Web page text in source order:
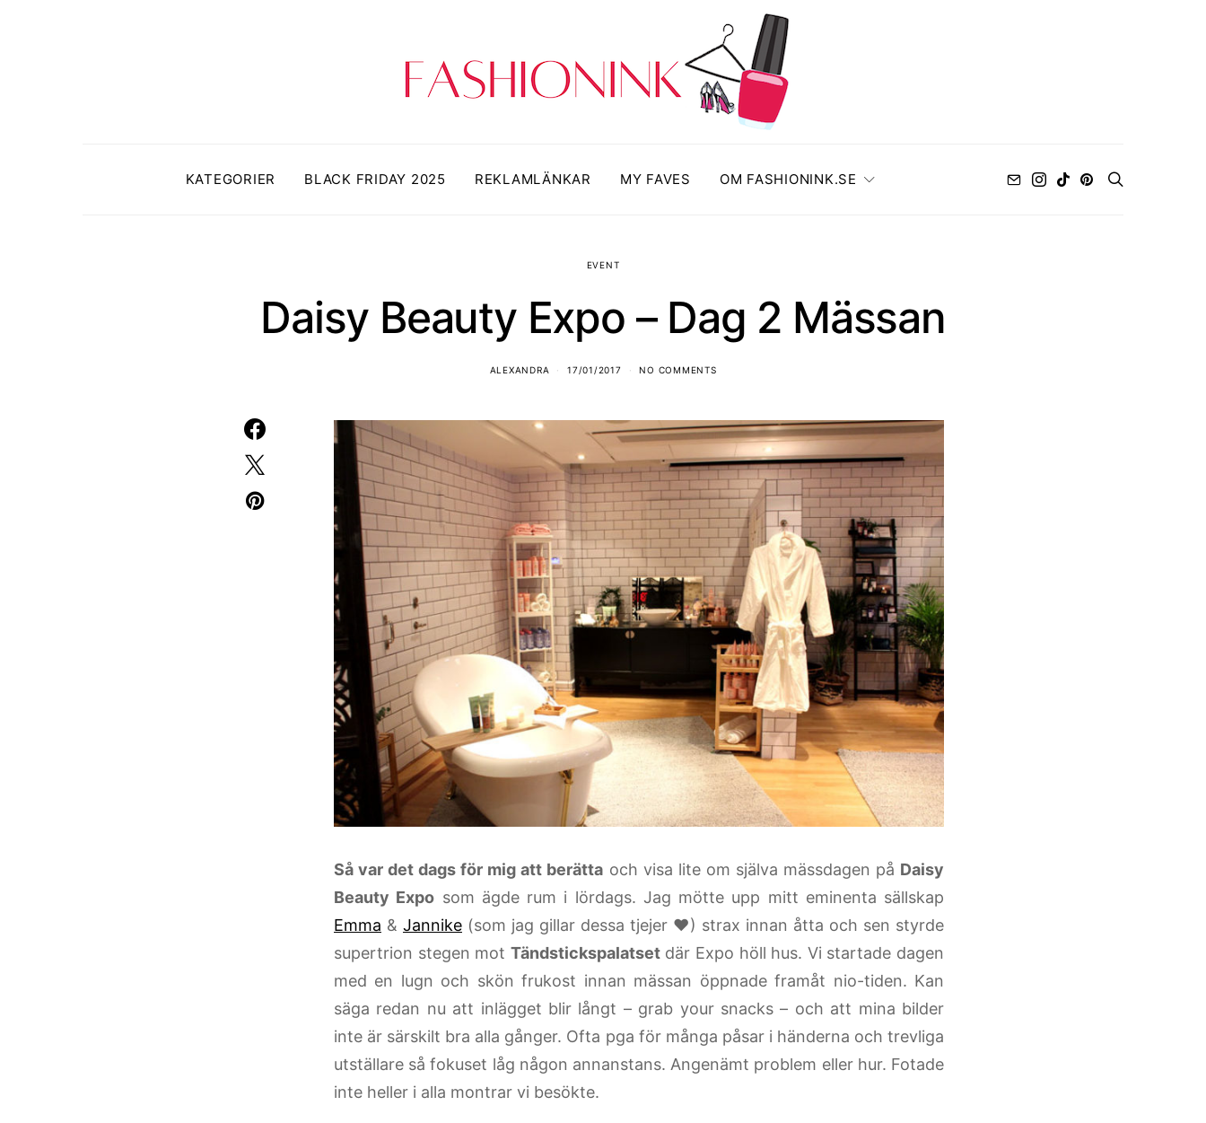
KATEGORIER BLACK FRIDAY 2025 REKLAMLÄNKAR MY FAVES OM FASHIONINK.SE
EVENT
Daisy Beauty Expo – Dag 2 Mässan
ALEXANDRA 17/01/2017 NO COMMENTS
Så var det dags för mig att berätta och visa lite om själva mässdagen på Daisy
Beauty Expo som ägde rum i lördags. Jag mötte upp mitt eminenta sällskap
Emma & Jannike (som jag gillar dessa tjejer ♥) strax innan åtta och sen styrde
supertrion stegen mot Tändstickspalatsetdär Expo höll hus. Vi startade dagen
med en lugn och skön frukost innan mässan öppnade framåt nio-tiden. Kan
säga redan nu att inlägget blir långt – grab your snacks – och att mina bilder
inte är särskilt bra alla gånger. Ofta pga för många påsar i händerna och trevliga
utställare så fokuset låg någon annanstans. Angenämt problem eller hur. Fotade
inte heller i alla montrar vi besökte.